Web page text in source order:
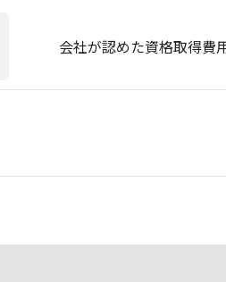
会社が認めた資格取得費